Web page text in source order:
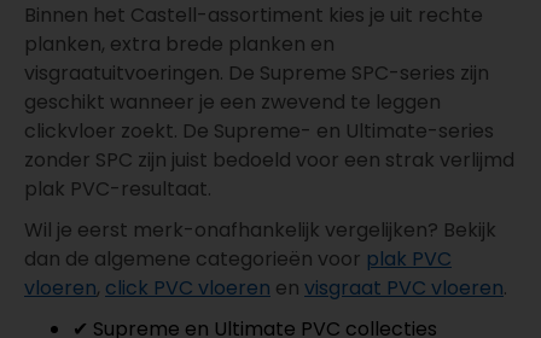
Binnen het Castell-assortiment kies je uit rechte
planken, extra brede planken en
visgraatuitvoeringen. De Supreme SPC-series zijn
geschikt wanneer je een zwevend te leggen
clickvloer zoekt. De Supreme- en Ultimate-series
zonder SPC zijn juist bedoeld voor een strak verlijmd
plak PVC-resultaat.
Wil je eerst merk-onafhankelijk vergelijken? Bekijk
dan de algemene categorieën voor plak PVC
vloeren, click PVC vloeren en visgraat PVC vloeren.
✔ Supreme en Ultimate PVC collecties